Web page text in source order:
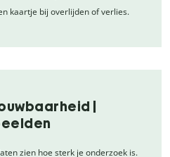
kaartje bij overlijden of verlies.
|
zien hoe sterk je onderzoek is.